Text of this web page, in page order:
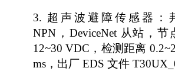
3. 超声波避障传感器：
NPN，DeviceNet 从站，
12~30 VDC，检测距离
ms，出厂 EDS 文件